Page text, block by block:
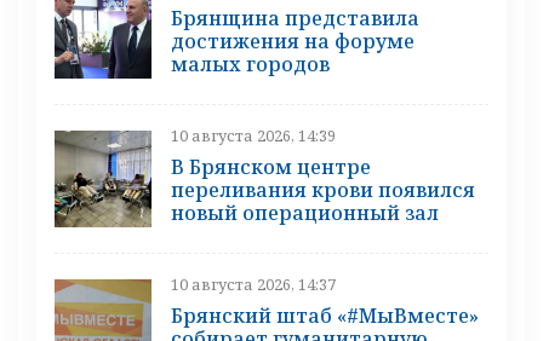
Брянщина представила
достижения на форуме
малых городов
10 августа 2026, 14:39
В Брянском центре
переливания крови появился
новый операционный зал
10 августа 2026, 14:37
Брянский штаб «#МыВместе»